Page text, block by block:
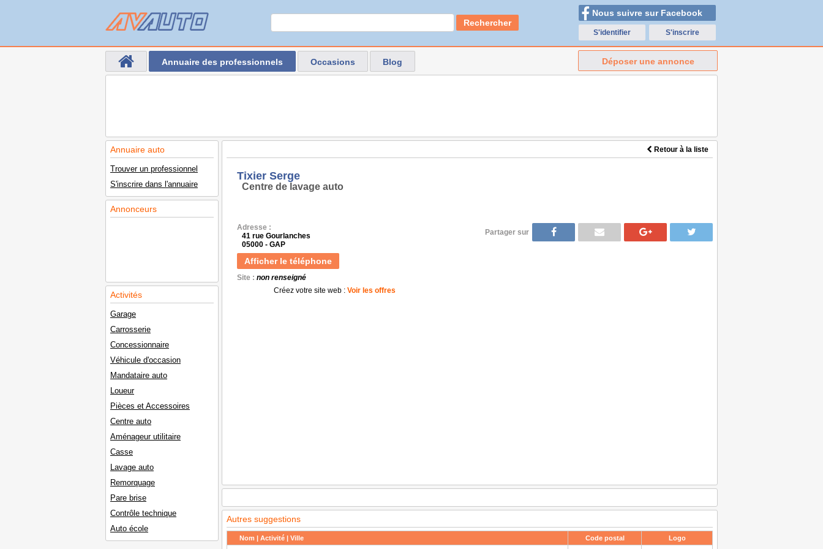
Rechercher
Nous suivre sur Facebook
S'identifier S'inscrire
Annuaire des professionnels Occasions Blog Déposer une annonce
Annuaire auto
Trouver un professionnel
S'inscrire dans l'annuaire
Annonceurs
Activités
Garage
Carrosserie
Concessionnaire
Véhicule d'occasion
Mandataire auto
Loueur
Pièces et Accessoires
Centre auto
Aménageur utilitaire
Casse
Lavage auto
Remorquage
Pare brise
Contrôle technique
Auto école
Retour à la liste
Tixier Serge
Centre de lavage auto
Adresse :
41 rue Gourlanches
05000 - GAP
Afficher le téléphone
Site : non renseigné
Créez votre site web : Voir les offres
Partager sur
Autres suggestions
Nom | Activité | Ville Code postal Logo